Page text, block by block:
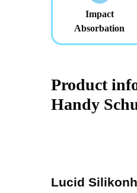
Impact
Absorbation
Product
Handy
Lucid